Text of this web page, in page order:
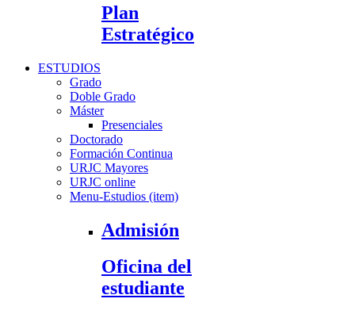
Plan
Estratégico
ESTUDIOS
Grado
Doble Grado
Máster
Presenciales
Doctorado
Formación Continua
URJC Mayores
URJC online
Menu-Estudios (item)
Admisión
Oficina del
estudiante